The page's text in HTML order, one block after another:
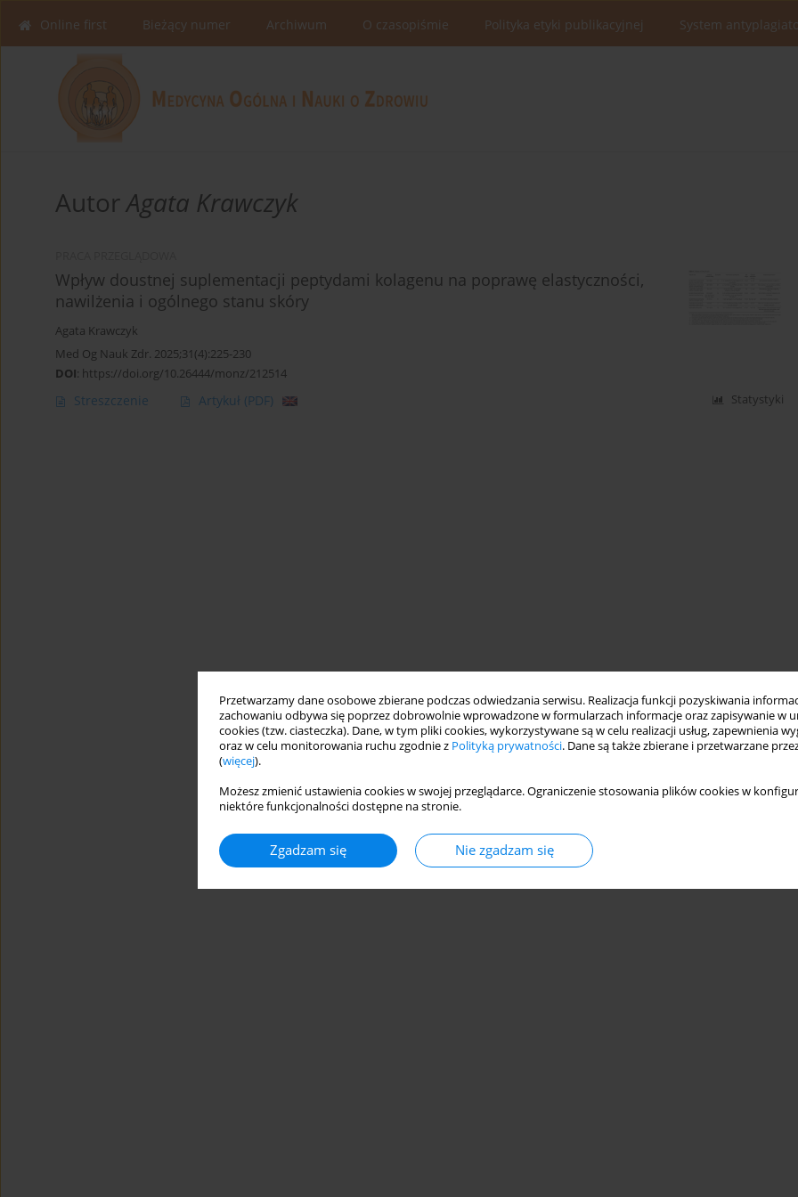
Przetwarzamy dane osobowe zbierane podczas odwiedzania serwisu. Realizacja funkcji pozyskiwania
zachowaniu odbywa się poprzez dobrowolnie wprowadzone w formularzach informacje oraz zapisywanie w
cookies (tzw. ciasteczka). Dane, w tym pliki cookies, wykorzystywane są w celu realizacji usług, zapewnienia
oraz w celu monitorowania ruchu zgodnie z Polityką prywatności. Dane są także zbierane i przetwarzane
(więcej).
Możesz zmienić ustawienia cookies w swojej przeglądarce. Ograniczenie stosowania plików cookies w
niektóre funkcjonalności dostępne na stronie.
Zgadzam się Nie zgadzam się
Online first Bieżący numer Archiwum O czasopiśmie Polityka etyki publikacyjnej System
AutorAgata Krawczyk
Wpływ doustnej suplementacji peptydami kolagenu na poprawę elastyczności,
nawilżenia i ogólnego stanu skóry
Agata Krawczyk
Med Og Nauk Zdr. 2025;31(4):225-230
DOI: https://doi.org/10.26444/monz/212514
Streszczenie Artykuł (PDF) Statystyki